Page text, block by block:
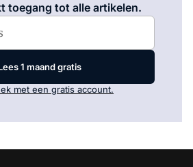
toegang tot alle artikelen.
1 maand gratis
met een gratis account.